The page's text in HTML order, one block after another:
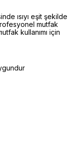
ısıyı eşit şekilde
mutfak
kullanımı için